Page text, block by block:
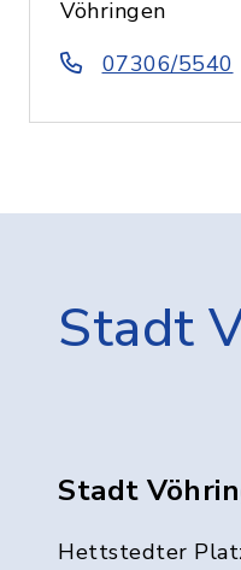
Vöhringen
07306/5540
Stadt
Stadt
Hettstedter